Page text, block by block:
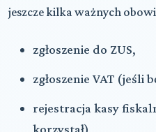
jeszcze kilka ważnych
zgłoszenie do ZUS,
zgłoszenie VAT (jeśli
rejestracja kasy
korzystał),